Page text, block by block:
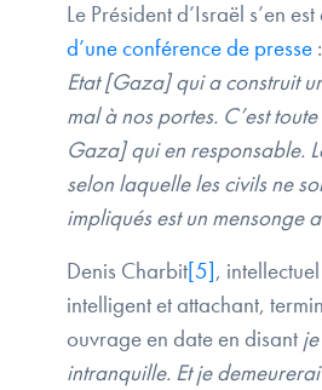
Le Président d’Israël s’en
d’une conférence de presse
Etat [Gaza] qui a construit
mal à nos portes. C’est
Gaza] qui en responsable.
selon laquelle les civils ne
impliqués est un mensonge
Denis Charbit[5],
intelligent et attachant,
ouvrage en date en disant
intranquille. Et je